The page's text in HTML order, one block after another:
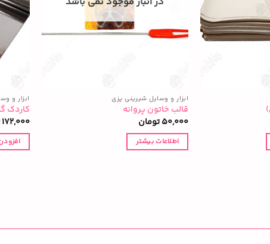
ابزار و وسایل شیرینی پزی
قالب خاتون پروانه
50,000تومان
اطلاعات بیشتر
ابزار و
کاردک
172,000